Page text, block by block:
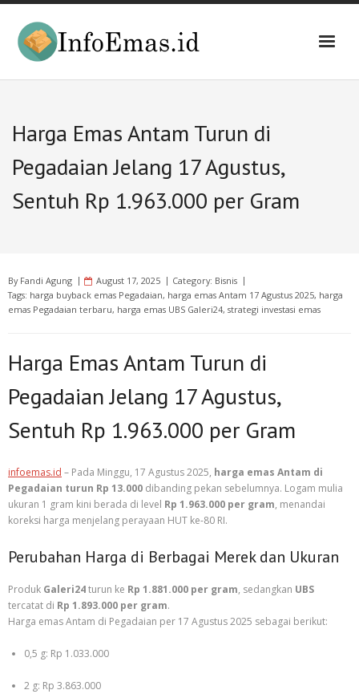
Skip
content
Harga Emas Antam Turun di
Pegadaian Jelang 17 Agustus,
Sentuh Rp 1.963.000 per Gram
By Fandi Agung August 17, 2025 Category: Bisnis
Tags: harga buyback emas Pegadaian, harga emas Antam 17 Agustus 2025, harga
emas Pegadaian terbaru, harga emas UBS Galeri24, strategi investasi emas
Harga Emas Antam Turun di
Pegadaian Jelang 17 Agustus,
Sentuh Rp 1.963.000 per Gram
infoemas.id – Pada Minggu, 17 Agustus 2025, harga emas Antam di
Pegadaian turun Rp 13.000 dibanding pekan sebelumnya. Logam mulia
ukuran 1 gram kini berada di level Rp 1.963.000 per gram, menandai
koreksi harga menjelang perayaan HUT ke-80 RI.
Perubahan Harga di Berbagai Merek dan Ukuran
Produk Galeri24turun ke Rp 1.881.000 per gram, sedangkan UBS
tercatat di Rp 1.893.000 per gram.
Harga emas Antam di Pegadaian per 17 Agustus 2025 sebagai berikut:
0,5 g: Rp 1.033.000
2 g: Rp 3.863.000